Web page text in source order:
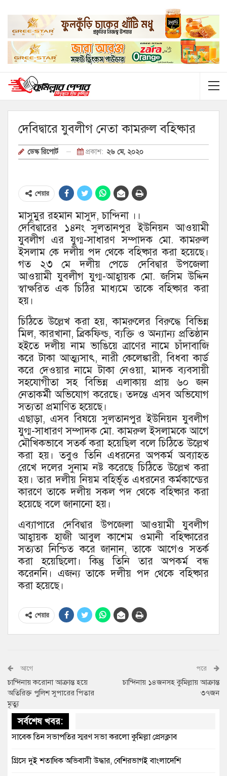
দেবিদ্বারে যুবলীগ নেতা কামরুল বহিষ্কার
ডেস্ক রিপোর্ট প্রকাশ: ২৬ মে, ২০২০
শেয়ার
মাসুমুর রহমান মাসুদ, চান্দিনা ।।
দেবিদ্বারের ১৪নং সুলতানপুর ইউনিয়ন আওয়ামী
যুবলীগ এর যুগ্ম-সাধারণ সম্পাদক মো. কামরুল
ইসলাম কে দলীয় পদ থেকে বহিষ্কার করা হয়েছে।
গত ২৩ মে দলীয় পেডে দেবিদ্বার উপজেলা
আওয়ামী যুবলীগ যুগ্ম-আহ্বায়ক মো. জসিম উদ্দিন
স্বাক্ষরিত এক চিঠির মাধ্যমে তাকে বহিষ্কার করা
হয়।
চিঠিতে উল্লেখ করা হয়, কামরুলের বিরুদ্ধে বিভিন্ন
মিল, কারখানা, ব্রিকফিল্ড, ব্যক্তি ও অন্যান্য প্রতিষ্ঠান
হইতে দলীয় নাম ভাঙিয়ে ত্রাণের নামে চাঁদাবাজি
করে টাকা আত্ম্যসাৎ, নারী কেলেঙ্কারী, বিধবা কার্ড
করে দেওয়ার নামে টাকা নেওয়া, মাদক ব্যবসায়ী
সহযোগীতা সহ বিভিন্ন এলাকায় প্রায় ৬০ জন
নেতাকর্মী অভিযোগ করেছে। তদন্তে এসব অভিযোগ
সত্যতা প্রমাণিত হয়েছে।
এছাড়া, এসব বিষয়ে সুলতানপুর ইউনিয়ন যুবলীগ
যুগ্ম-সাধারণ সম্পাদক মো. কামরুল ইসলামকে আগে
মৌখিকভাবে সতর্ক করা হয়েছিল বলে চিঠিতে উল্লেখ
করা হয়। তবুও তিনি এধরনের অপকর্ম অব্যাহত
রেখে দলের সুনাম নষ্ট করেছে চিঠিতে উল্লেখ করা
হয়। তার দলীয় নিয়ম বহির্ভূত এধরনের কর্মকান্ডের
কারণে তাকে দলীয় সকল পদ থেকে বহিষ্কার করা
হয়েছে বলে জানানো হয়।
এব্যাপারে দেবিদ্বার উপজেলা আওয়ামী যুবলীগ
আহ্বায়ক হাজী আবুল কাশেম ওমানী বহিষ্কারের
সত্যতা নিশ্চিত করে জানান, তাকে আগেও সতর্ক
করা হয়েছিলো। কিন্তু তিনি তার অপকর্ম বন্ধ
করেননি। এজন্য তাকে দলীয় পদ থেকে বহিষ্কার
করা হয়েছে।
শেয়ার
আগে
চান্দিনায় করোনা আক্রান্ত হয়ে
অতিরিক্ত পুলিশ সুপারের পিতার
মৃত্যু
পরে
চান্দিনায় ১৪জনসহ কুমিল্লায় আক্রান্ত
৩৭জন
সর্বশেষ খবর:
সাবেক তিন সভাপতির স্মরণ সভা করলো কুমিল্লা প্রেসক্লাব
গ্রিসে দুই শতাধিক অভিবাসী উদ্ধার, বেশিরভাগই বাংলাদেশি